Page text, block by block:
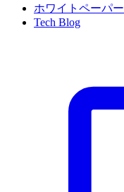
ホワイトペーパー
Tech Blog